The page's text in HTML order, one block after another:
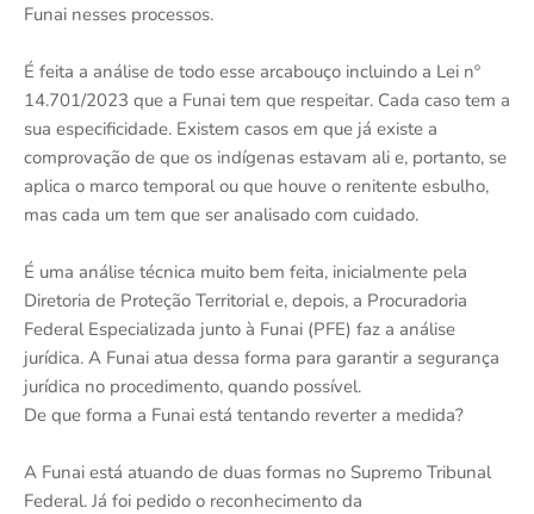
Funai nesses processos.
É feita a análise de todo esse arcabouço incluindo a Lei nº
14.701/2023 que a Funai tem que respeitar. Cada caso tem a
sua especificidade. Existem casos em que já existe a
comprovação de que os indígenas estavam ali e, portanto, se
aplica o marco temporal ou que houve o renitente esbulho,
mas cada um tem que ser analisado com cuidado.
É uma análise técnica muito bem feita, inicialmente pela
Diretoria de Proteção Territorial e, depois, a Procuradoria
Federal Especializada junto à Funai (PFE) faz a análise
jurídica. A Funai atua dessa forma para garantir a segurança
jurídica no procedimento, quando possível.
De que forma a Funai está tentando reverter a medida?
A Funai está atuando de duas formas no Supremo Tribunal
Federal. Já foi pedido o reconhecimento da